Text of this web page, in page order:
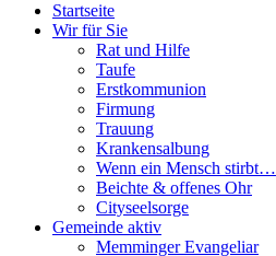
Startseite
Wir für Sie
Rat und Hilfe
Taufe
Erstkommunion
Firmung
Trauung
Krankensalbung
Wenn ein Mensch stirbt…
Beichte & offenes Ohr
Cityseelsorge
Gemeinde aktiv
Memminger Evangeliar